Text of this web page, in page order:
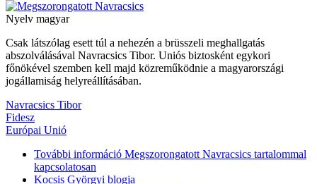
Nyelv magyar
Csak látszólag esett túl a nehezén a brüsszeli meghallgatás
abszolválásával Navracsics Tibor. Uniós biztosként egykori
főnökével szemben kell majd közreműködnie a magyarországi
jogállamiság helyreállításában.
Navracsics Tibor
Fidesz
Európai Unió
További információ Megszorongatott Navracsics tartalommal
kapcsolatosan
Kocsis Györgyi blogja